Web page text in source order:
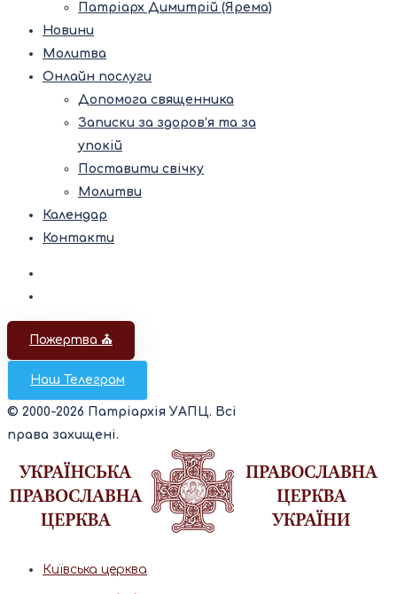
Патріарх Димитрій (Ярема)
Новини
Молитва
Онлайн послуги
Допомога священника
Записки за здоров’я та за
упокій
Поставити свічку
Молитви
Календар
Контакти
Пожертва ⛪️
Наш Телеграм
© 2000-2026 Патріархія УАПЦ. Всі
права захищені.
Київська церква